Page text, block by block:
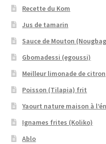
Recette du Kom
Jus de tamarin
Sauce de Mouton
Gbomadessi (egoussi)
Meilleur limonade de citron
Poisson (Tilapia) frit
Yaourt nature maison à
Ignames frites (Koliko)
Ablo